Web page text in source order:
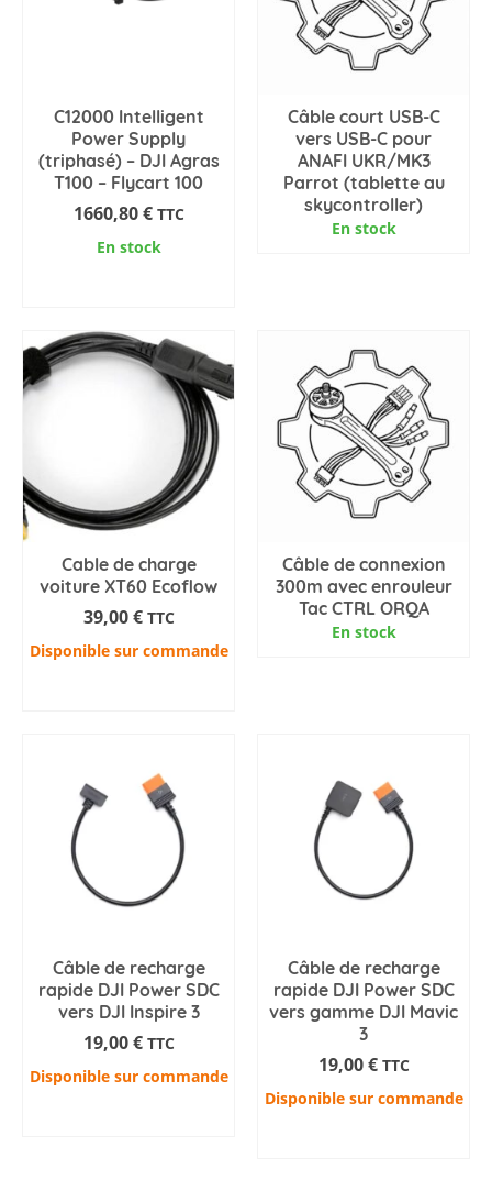
C12000 Intelligent
Power Supply
(triphasé) – DJI Agras
T100 – Flycart 100
1660,80€ TTC
En stock
Câble court USB-C
vers USB-C pour
ANAFI UKR/MK3
Parrot (tablette au
skycontroller)
En stock
Cable de charge
voiture XT60 Ecoflow
39,00€ TTC
Disponible sur commande
Câble de connexion
300m avec enrouleur
Tac CTRL ORQA
En stock
Câble de recharge
rapide DJI Power SDC
vers DJI Inspire 3
19,00€ TTC
Disponible sur commande
Câble de recharge
rapide DJI Power SDC
vers gamme DJI Mavic
3
19,00€ TTC
Disponible sur commande